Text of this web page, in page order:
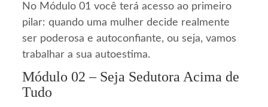
No Módulo 01 você terá acesso ao primeiro
pilar: quando uma mulher decide realmente
ser poderosa e autoconfiante, ou seja, vamos
trabalhar a sua autoestima.
Módulo 02 – Seja Sedutora Acima de
Tudo